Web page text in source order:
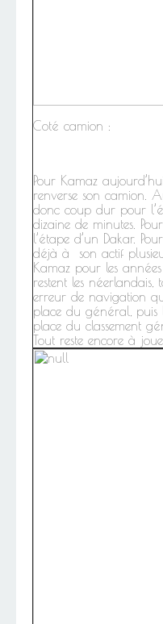
Coté camion :
Pour Kamaz
renverse son camion.
donc coup dur pour
dizaine de minutes.
l’étape d’un Dakar.
déjà à son actif
Kamaz pour les
restent les
erreur de navigation
place du général, puis
place du classement
Tout reste encore à